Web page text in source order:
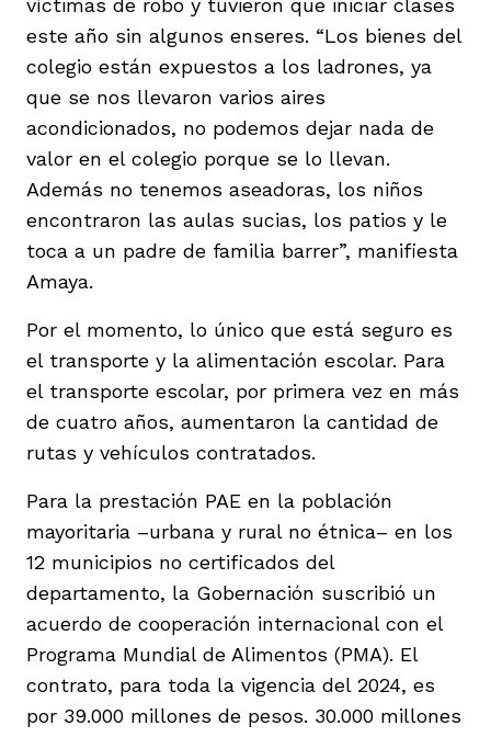
víctimas de robo y tuvieron que iniciar clases
este año sin algunos enseres. “Los bienes del
colegio están expuestos a los ladrones, ya
que se nos llevaron varios aires
acondicionados, no podemos dejar nada de
valor en el colegio porque se lo llevan.
Además no tenemos aseadoras, los niños
encontraron las aulas sucias, los patios y le
toca a un padre de familia barrer”, manifiesta
Amaya.
Por el momento, lo único que está seguro es
el transporte y la alimentación escolar. Para
el transporte escolar, por primera vez en más
de cuatro años, aumentaron la cantidad de
rutas y vehículos contratados.
Para la prestación PAE en la población
mayoritaria –urbana y rural no étnica– en los
12 municipios no certificados del
departamento, la Gobernación suscribió un
acuerdo de cooperación internacional con el
Programa Mundial de Alimentos (PMA). El
contrato, para toda la vigencia del 2024, es
por 39.000 millones de pesos. 30.000 millones